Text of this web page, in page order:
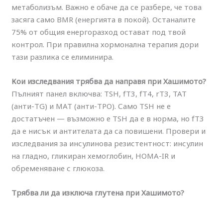
метаболизъм. Важно е обаче да се разбере, че това
засяга само BMR (енергията в покой). Останалите
75% от общия енергоразход остават под твой
контрол. При правилна хормонална терапия дори
тази разлика се елиминира.
Кои изследвания трябва да направя при Хашимото?
Пълният панел включва: TSH, fT3, fT4, rT3, ТАТ
(анти-TG) и МАТ (анти-TPO). Само TSH не е
достатъчен — възможно е TSH да е в норма, но fT3
да е нисък и антителата да са повишени. Провери и
изследвания за инсулинова резистентност: инсулин
на гладно, гликиран хемоглобин, HOMA-IR и
обременяване с глюкоза.
Трябва ли да изключа глутена при Хашимото?